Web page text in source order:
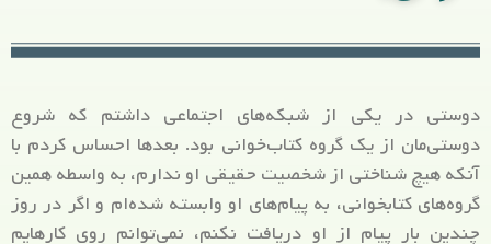
دوستی در یکی از شبکه‌های اجتماعی داشتم که شروع
دوستی‌مان از یک گروه کتاب‌خوانی بود. بعدها احساس کردم با
آنکه هیچ شناختی از شخصیت حقیقی او ندارم، به واسطه همین
گروه‌های کتابخوانی، به پیام‌های او وابسته شده‌ام و اگر در روز
چندین بار پیام از او دریافت نکنم، نمی‌توانم روی کارهایم